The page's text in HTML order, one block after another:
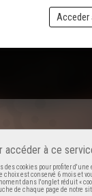
Acceder
accéder à ce
des cookies pour profiter d'une
choix est conservé 6 mois et
dans l'onglet réduit «
de chaque page de notre